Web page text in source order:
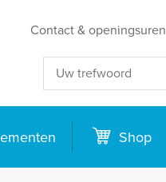
Contact & openingsuren
Shop